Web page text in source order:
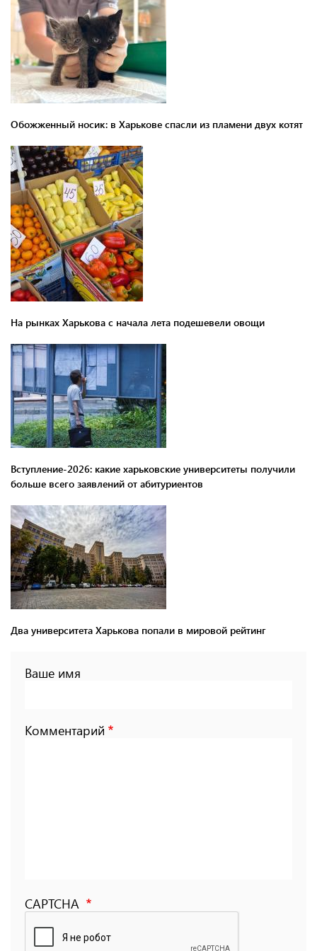
Обожженный носик: в Харькове спасли из пламени двух котят
На рынках Харькова с начала лета подешевели овощи
Вступление-2026: какие харьковские университеты получили
больше всего заявлений от абитуриентов
Два университета Харькова попали в мировой рейтинг
Ваше имя
Комментарий
CAPTCHA